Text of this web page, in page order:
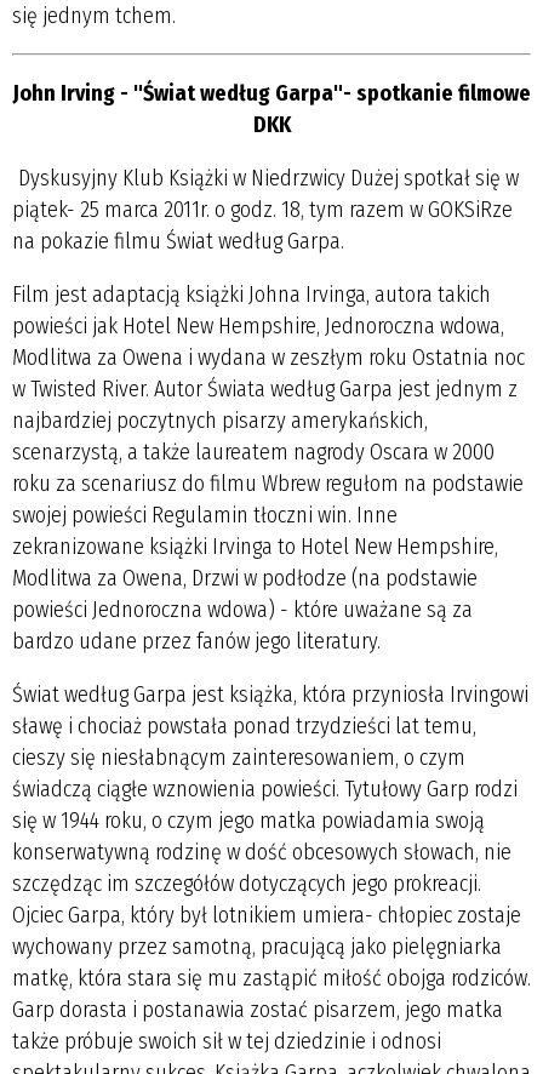
się jednym tchem.
John Irving - "Świat według Garpa"- spotkanie filmowe
DKK
Dyskusyjny Klub Książki w Niedrzwicy Dużej spotkał się w
piątek- 25 marca 2011r. o godz. 18, tym razem w GOKSiRze
na pokazie filmu Świat według Garpa.
Film jest adaptacją książki Johna Irvinga, autora takich
powieści jak Hotel New Hempshire, Jednoroczna wdowa,
Modlitwa za Owena i wydana w zeszłym roku Ostatnia noc
w Twisted River. Autor Świata według Garpa jest jednym z
najbardziej poczytnych pisarzy amerykańskich,
scenarzystą, a także laureatem nagrody Oscara w 2000
roku za scenariusz do filmu Wbrew regułom na podstawie
swojej powieści Regulamin tłoczni win. Inne
zekranizowane książki Irvinga to Hotel New Hempshire,
Modlitwa za Owena, Drzwi w podłodze (na podstawie
powieści Jednoroczna wdowa) - które uważane są za
bardzo udane przez fanów jego literatury.
Świat według Garpa jest książka, która przyniosła Irvingowi
sławę i chociaż powstała ponad trzydzieści lat temu,
cieszy się niesłabnącym zainteresowaniem, o czym
świadczą ciągłe wznowienia powieści. Tytułowy Garp rodzi
się w 1944 roku, o czym jego matka powiadamia swoją
konserwatywną rodzinę w dość obcesowych słowach, nie
szczędząc im szczegółów dotyczących jego prokreacji.
Ojciec Garpa, który był lotnikiem umiera- chłopiec zostaje
wychowany przez samotną, pracującą jako pielęgniarka
matkę, która stara się mu zastąpić miłość obojga rodziców.
Garp dorasta i postanawia zostać pisarzem, jego matka
także próbuje swoich sił w tej dziedzinie i odnosi